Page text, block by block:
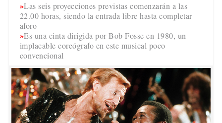
Las seis proyecciones previstas comenzarán a las
22.00 horas, siendo la entrada libre hasta completar
aforo
Es una cinta dirigida por Bob Fosse en 1980, un
implacable coreógrafo en este musical poco
convencional